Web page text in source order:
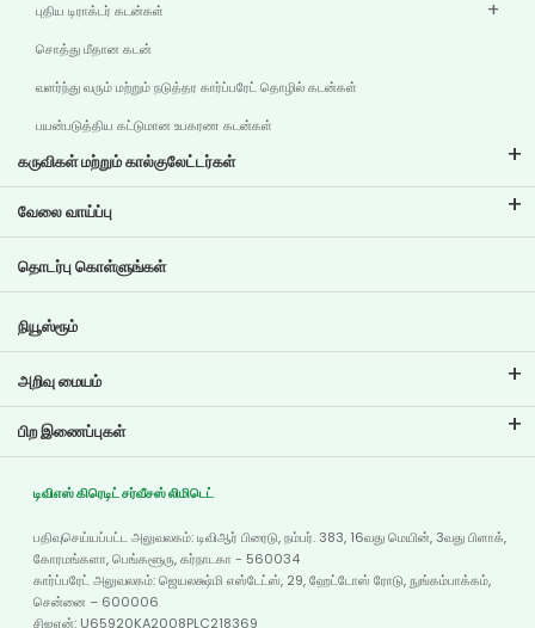
புதிய டிராக்டர் கடன்கள்
சொத்து மீதான கடன்
வளர்ந்து வரும் மற்றும் நடுத்தர கார்ப்பரேட் தொழில் கடன்கள்
பயன்படுத்திய கட்டுமான உபகரண கடன்கள்
கருவிகள் மற்றும் கால்குலேட்டர்கள்
இஎம்ஐ கால்குலேட்டர்
இரு சக்கர வாகனக் கடன் இஎம்ஐ கால்குலேட்டர்
கார் மதிப்பீட்டு கருவி
வேலை வாய்ப்பு
தற்போதைய வேலை வாய்ப்புகள்
தொடர்பு கொள்ளுங்கள்
நியூஸ்ரூம்
அறிவு மையம்
வலைப்பதிவுகள்
அடிக்கடி கேட்கப்படும் கேள்விகள்
சான்றுகள்
வீடியோ கேலரி
பிற இணைப்புகள்
டீலர் இருப்பிடம்
வரைபடம்
டிவிஎஸ் கிரெடிட் சர்வீசஸ் லிமிடெட்
பதிவுசெய்யப்பட்ட அலுவலகம்: டிவிஆர் பிரைடு, நம்பர். 383, 16வது மெயின், 3வது பிளாக்,
கோரமங்களா, பெங்களூரு, கர்நாடகா - 560034
கார்ப்பரேட் அலுவலகம்: ஜெயலக்ஷ்மி எஸ்டேட்ஸ், 29, ஹேட்டோஸ் ரோடு, நுங்கம்பாக்கம்,
சென்னை – 600006
சிஐஎன்: U65920KA2008PLC218369